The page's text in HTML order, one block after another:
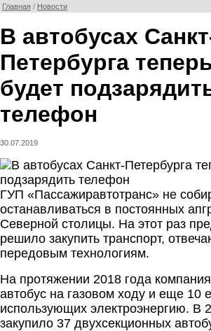
Главная / Новости
В автобусах
Петербурга
будет
телефон
30.07.2019
ГУП «Пассажиравтотранс» не
останавливаться в постоянных
Северной столицы. На этот раз
решило закупить транспорт,
передовым технологиям.
На протяжении 2018 года
автобус на газовом ходу и еще 10
использующих электроэнергию. В
закупило 37 двухсекционных